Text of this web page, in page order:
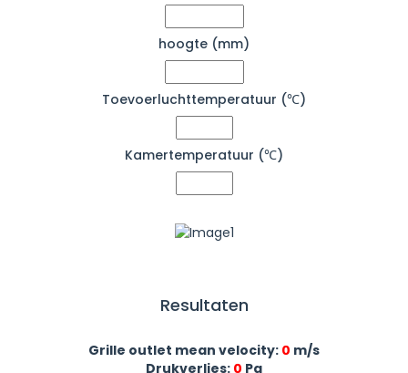
hoogte (mm)
Toevoerluchttemperatuur (℃)
Kamertemperatuur (℃)
Resultaten
Grille outlet mean velocity: 0 m/s
Drukverlies: 0 Pa